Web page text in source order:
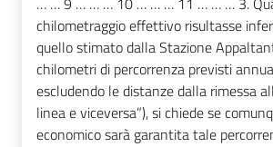
chilometraggio effettivo risultasse
quello stimato dalla Stazione
chilometri di percorrenza previsti
escludendo le distanze dalla rimessa
linea e viceversa”), si chiede se
economico sarà garantita tale